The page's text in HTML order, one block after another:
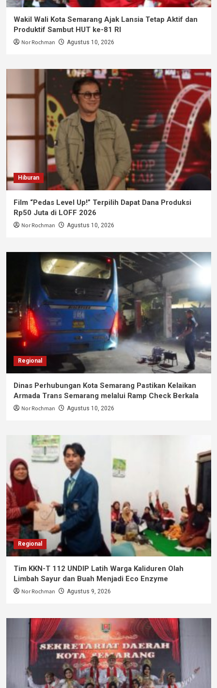
Wakil Wali Kota Semarang Ajak Lansia Tetap Aktif dan
Produktif Sambut HUT ke-81 RI
Nor Rochman Agustus 10, 2026
Hiburan
Film “Pedas Level Up!” Terpilih Dapat Dana Produksi
Rp50 Juta di LOFF 2026
Nor Rochman Agustus 10, 2026
Regional
Dinas Perhubungan Kota Semarang Pastikan Kelaikan
Armada Trans Semarang melalui Ramp Check Berkala
Nor Rochman Agustus 10, 2026
Regional
Tim KKN-T 112 UNDIP Latih Warga Kaliduren Olah
Limbah Sayur dan Buah Menjadi Eco Enzyme
Nor Rochman Agustus 9, 2026